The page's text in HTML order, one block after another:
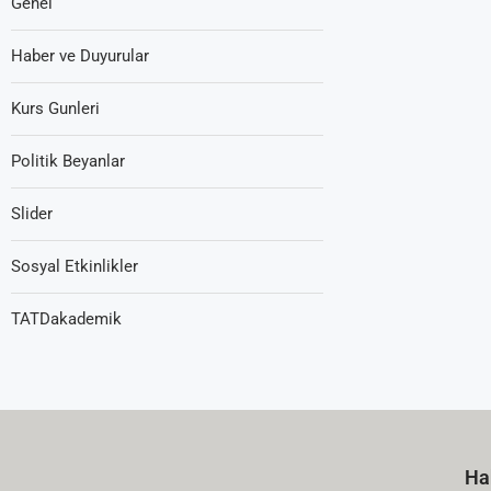
Haber ve Duyurular
Kurs Gunleri
Politik Beyanlar
Slider
Sosyal Etkinlikler
TATDakademik